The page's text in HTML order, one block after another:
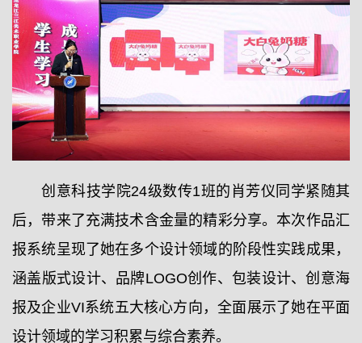
创意科技学院24级数传1班的肖芳仪同学紧随其
后，带来了充满技术含金量的精彩分享。本次作品汇
报系统呈现了她在多个设计领域的阶段性实践成果，
涵盖版式设计、品牌LOGO创作、包装设计、创意海
报及企业VI系统五大核心方向，全面展示了她在平面
设计领域的学习积累与综合素养。